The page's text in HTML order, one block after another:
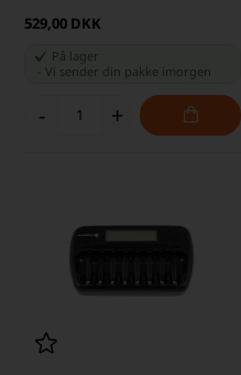
529,00 DKK
På lager
-Vi sender din pakke imorgen
- +